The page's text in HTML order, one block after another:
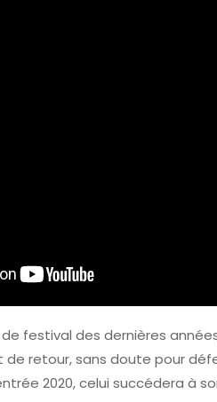
festival des dernières
de retour, sans doute pour
2020, celui succédera à